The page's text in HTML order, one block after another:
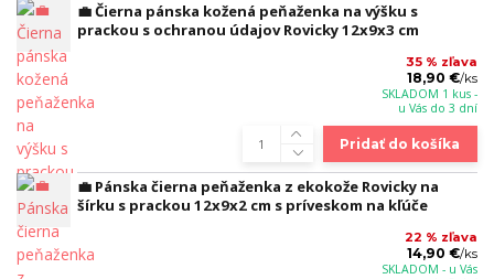
💼 Čierna pánska kožená peňaženka na výšku s
prackou s ochranou údajov Rovicky 12x9x3 cm
35 % zľava
18,90 €/ks
SKLADOM 1 kus -
u Vás do 3 dní
Pridať do košíka
💼 Pánska čierna peňaženka z ekokože Rovicky na
šírku s prackou 12x9x2 cm s príveskom na kľúče
22 % zľava
14,90 €/ks
SKLADOM - u Vás